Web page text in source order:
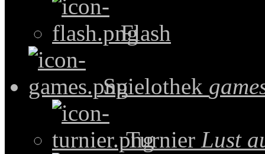
Flash
Spielothek
Turnier Lust